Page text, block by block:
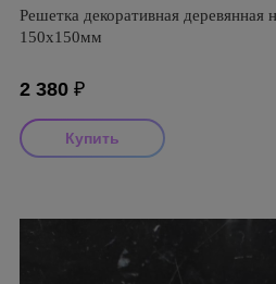
Решетка декоративная деревянная
150х150мм
2 380 ₽